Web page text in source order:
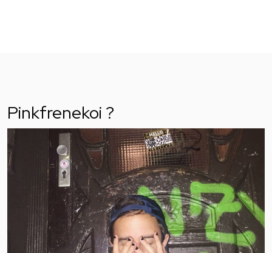
Pinkfrenekoi ?